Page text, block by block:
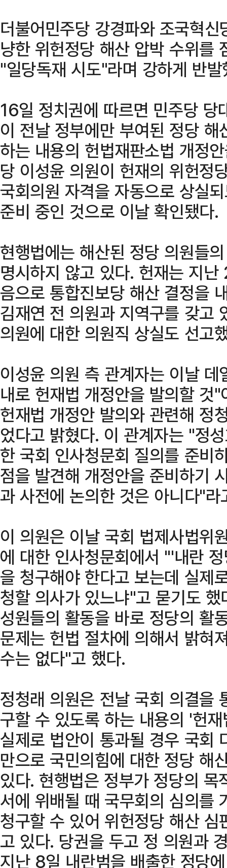
더불어민주당 강경파와 조국혁
냥한 위헌정당 해산 압박 수위를
"일당독재 시도"라며 강하게 반발
16일 정치권에 따르면 민주당 당
이 전날 정부에만 부여된 정당
하는 내용의 헌법재판소법 개정
당 이성윤 의원이 헌재의 위헌정
국회의원 자격을 자동으로 상실
준비 중인 것으로 이날 확인됐다.
현행법에는 해산된 정당 의원들
명시하지 않고 있다. 헌재는 지
음으로 통합진보당 해산 결정을
김재연 전 의원과 지역구를 갖고
의원에 대한 의원직 상실도 선고
이성윤 의원 측 관계자는 이날
내로 헌재법 개정안을 발의할 것
헌재법 개정안 발의와 관련해 정
었다고 밝혔다. 이 관계자는 "정
한 국회 인사청문회 질의를 준비
점을 발견해 개정안을 준비하기
과 사전에 논의한 것은 아니다"라
이 의원은 이날 국회 법제사법위
에 대한 인사청문회에서 "'내란
을 청구해야 한다고 보는데 실제
청할 의사가 있느냐"고 묻기도
성원들의 활동을 바로 정당의 활
문제는 헌법 절차에 의해서 밝혀
수는 없다"고 했다.
정청래 의원은 전날 국회 의결을
구할 수 있도록 하는 내용의 '헌
실제로 법안이 통과될 경우 국회
만으로 국민의힘에 대한 정당 해
있다. 현행법은 정부가 정당의
서에 위배될 때 국무회의 심의를
청구할 수 있어 위헌정당 해산
고 있다. 당권을 두고 정 의원과
지난 8일 내란범을 배출한 정당